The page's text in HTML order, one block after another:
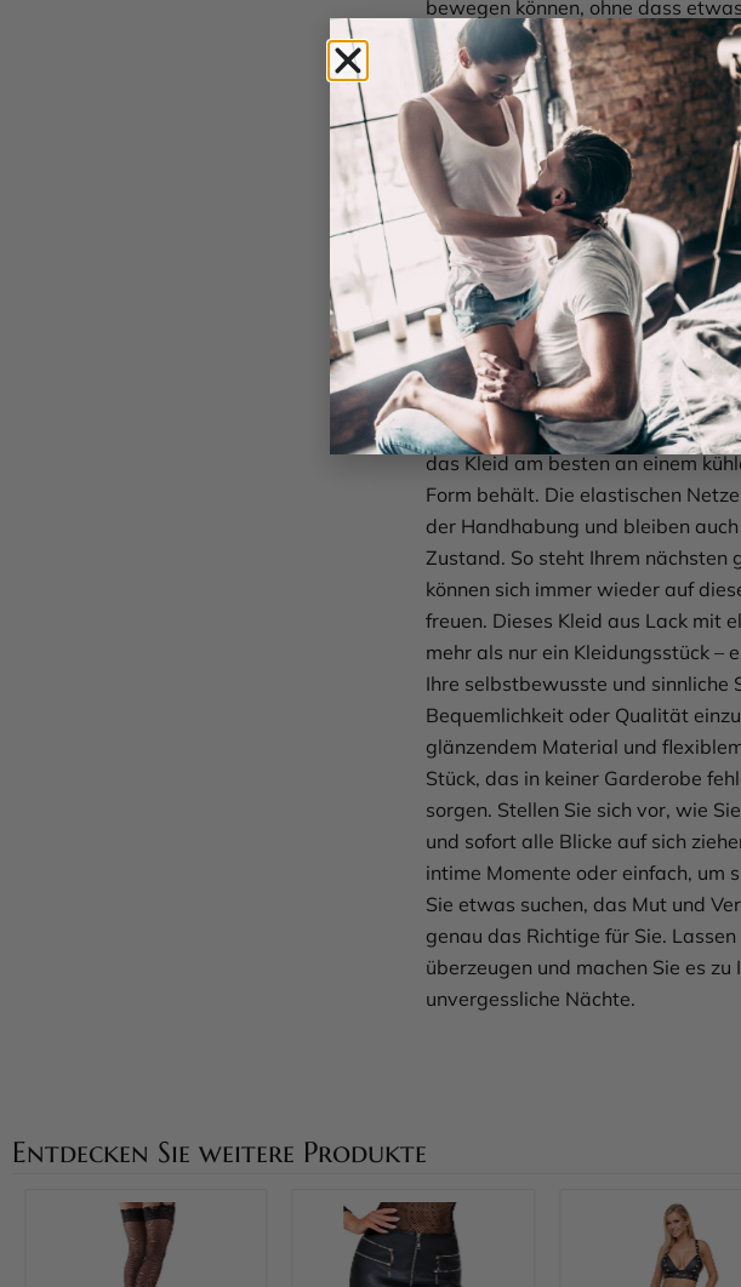
bewegen können, ohne dass
robust und fühlt sich angenehm
durchdachte Verarbeitung dafür
– egal, wie temperamentvoll der
wie leicht sich dieses auffällige
Effekt verzichten müssen. Es ist
denen Sie sich von Ihrer
Pflegeleicht und
langanhaltenden
Damit Sie lange Freude an
Pflege kinderleicht. Ein feuchtes
wieder zum Glänzen zu bringen.
Reinigungsmittel, um die
das Kleid am besten an einem
Form behält. Die elastischen
der Handhabung und bleiben
Zustand. So steht Ihrem nächsten
können sich immer wieder auf
freuen. Dieses Kleid aus Lack mit
mehr als nur ein Kleidungsstück –
Ihre selbstbewusste und sinnliche
Bequemlichkeit oder Qualität
glänzendem Material und
Stück, das in keiner Garderobe
sorgen. Stellen Sie sich vor, wie
und sofort alle Blicke auf sich
intime Momente oder einfach, um
Sie etwas suchen, das Mut und
genau das Richtige für Sie.
überzeugen und machen Sie es
unvergessliche Nächte.
Entdecken Sie weitere Produkte
Mehr erfahren Mehr erfahren Mehr erfahren